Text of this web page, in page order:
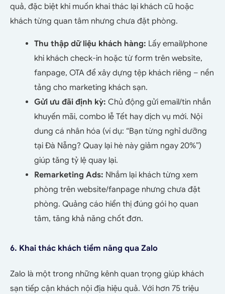
quả, đặc biệt khi muốn khai thác lại khách cũ hoặc
khách từng quan tâm nhưng chưa đặt phòng.
Thu thập dữ liệu khách hàng: Lấy email/phone
khi khách check-in hoặc từ form trên website,
fanpage, OTA để xây dựng tệp khách riêng – nền
tảng cho marketing khách sạn.
Gửi ưu đãi định kỳ: Chủ động gửi email/tin nhắn
khuyến mãi, combo lễ Tết hay dịch vụ mới. Nội
dung cá nhân hóa (ví dụ: “Bạn từng nghỉ dưỡng
tại Đà Nẵng? Quay lại hè này giảm ngay 20%”)
giúp tăng tỷ lệ quay lại.
Remarketing Ads: Nhắm lại khách từng xem
phòng trên website/fanpage nhưng chưa đặt
phòng. Quảng cáo hiển thị đúng gói họ quan
tâm, tăng khả năng chốt đơn.
6. Khai thác khách tiềm năng qua Zalo
Zalo là một trong những kênh quan trọng giúp khách
sạn tiếp cận khách nội địa hiệu quả. Với hơn 75 triệu